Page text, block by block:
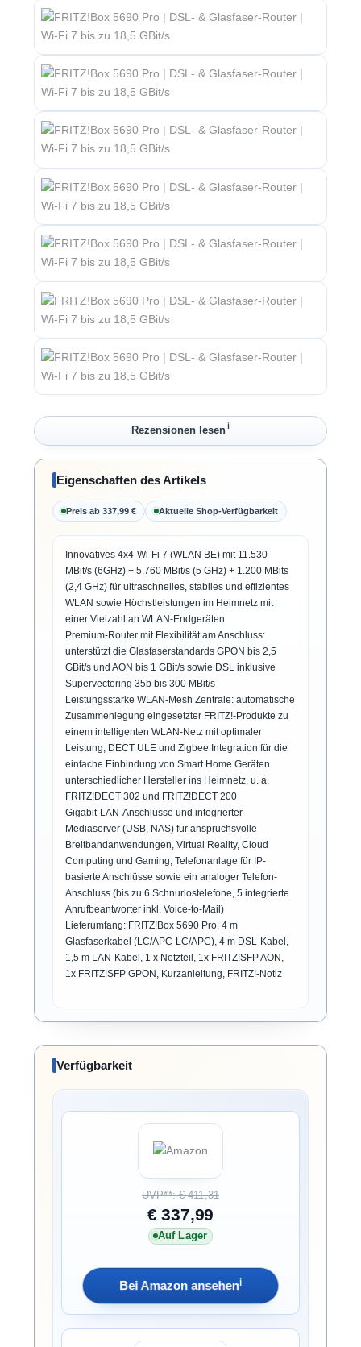
Rezensionen lesen ℹ︎
Eigenschaften des Artikels
Preis ab 337,99 € Aktuelle Shop-Verfügbarkeit
Innovatives 4x4-Wi-Fi 7 (WLAN BE) mit 11.530
MBit/s (6GHz) + 5.760 MBit/s (5 GHz) + 1.200 MBits
(2,4 GHz) für ultraschnelles, stabiles und effizientes
WLAN sowie Höchstleistungen im Heimnetz mit
einer Vielzahl an WLAN-Endgeräten
Premium-Router mit Flexibilität am Anschluss:
unterstützt die Glasfaserstandards GPON bis 2,5
GBit/s und AON bis 1 GBit/s sowie DSL inklusive
Supervectoring 35b bis 300 MBit/s
Leistungsstarke WLAN-Mesh Zentrale: automatische
Zusammenlegung eingesetzter FRITZ!-Produkte zu
einem intelligenten WLAN-Netz mit optimaler
Leistung; DECT ULE und Zigbee Integration für die
einfache Einbindung von Smart Home Geräten
unterschiedlicher Hersteller ins Heimnetz, u. a.
FRITZ!DECT 302 und FRITZ!DECT 200
Gigabit-LAN-Anschlüsse und integrierter
Mediaserver (USB, NAS) für anspruchsvolle
Breitbandanwendungen, Virtual Reality, Cloud
Computing und Gaming; Telefonanlage für IP-
basierte Anschlüsse sowie ein analoger Telefon-
Anschluss (bis zu 6 Schnurlostelefone, 5 integrierte
Anrufbeantworter inkl. Voice-to-Mail)
Lieferumfang: FRITZ!Box 5690 Pro, 4 m
Glasfaserkabel (LC/APC-LC/APC), 4 m DSL-Kabel,
1,5 m LAN-Kabel, 1 x Netzteil, 1x FRITZ!SFP AON,
1x FRITZ!SFP GPON, Kurzanleitung, FRITZ!-Notiz
Verfügbarkeit
UVP**: € 411,31
€ 337,99
Auf Lager
Bei Amazon ansehenℹ︎